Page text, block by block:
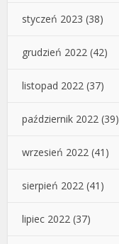
styczeń 2023 (38)
grudzień 2022 (42)
listopad 2022 (37)
październik 2022 (39)
wrzesień 2022 (41)
sierpień 2022 (41)
lipiec 2022 (37)